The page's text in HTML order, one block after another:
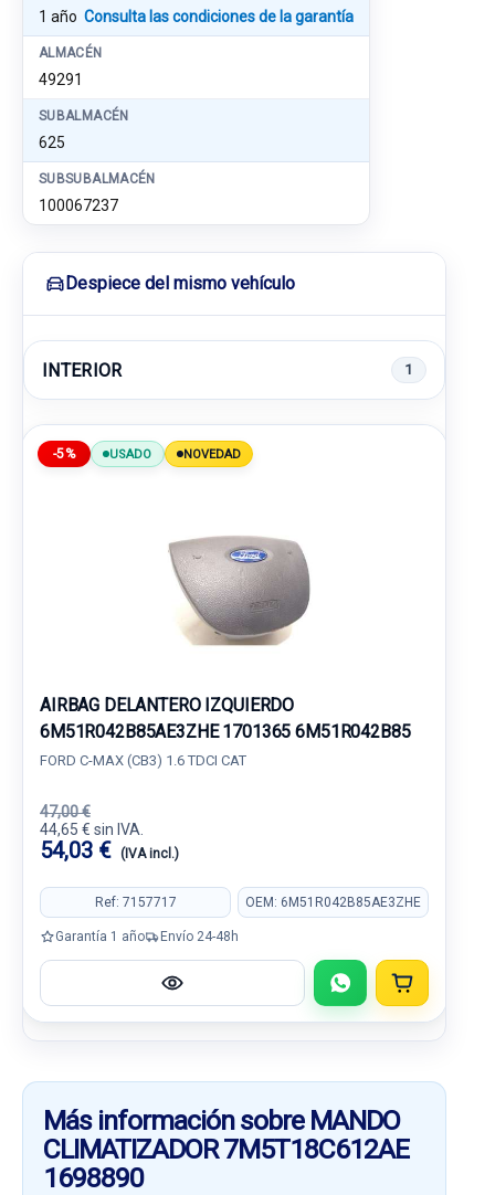
1 año Consulta las condiciones de la garantía
ALMACÉN
49291
SUBALMACÉN
625
SUBSUBALMACÉN
100067237
Despiece del mismo vehículo
INTERIOR 1
-5% USADO NOVEDAD
AIRBAG DELANTERO IZQUIERDO
6M51R042B85AE3ZHE 1701365 6M51R042B85
FORD C-MAX (CB3) 1.6 TDCI CAT
47,00 €
44,65 € sin IVA.
54,03 € (IVA incl.)
Ref: 7157717 OEM: 6M51R042B85AE3ZHE
Garantía 1 año Envío 24-48h
Más información sobre MANDO
CLIMATIZADOR 7M5T18C612AE
1698890